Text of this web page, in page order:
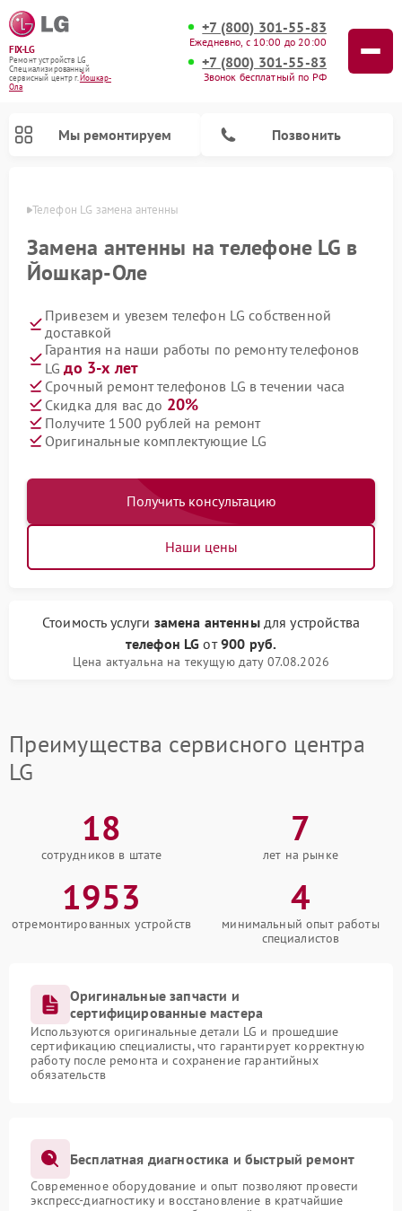
FIX-LG
Ремонт устройств LG
Специализированный
cервисный центр г.Йошкар-
Ола
+7 (800) 301-55-83
Ежедневно, с 10:00 до 20:00
+7 (800) 301-55-83
Звонок бесплатный по РФ
Мы ремонтируем Позвонить
Телефон LG замена антенны
Замена антенны на телефоне LG в
Йошкар-Оле
Привезем и увезем телефон LG собственной
доставкой
Гарантия на наши работы по ремонту телефонов
LGдо 3-х лет
Срочный ремонт телефонов LG в течении часа
Скидка для вас до 20%
Получите 1500 рублей на ремонт
Оригинальные комплектующие LG
Получить консультацию
Наши цены
Стоимость услуги замена антенныдля устройства
телефон LG от900 руб.
Цена актуальна на текущую дату 07.08.2026
Преимущества сервисного центра
LG
18
сотрудников в штате
7
лет на рынке
1953
отремонтированных устройств
4
минимальный опыт работы
специалистов
Оригинальные запчасти и
сертифицированные мастера
Используются оригинальные детали LG и прошедшие
сертификацию специалисты, что гарантирует корректную
работу после ремонта и сохранение гарантийных
обязательств
Бесплатная диагностика и быстрый ремонт
Современное оборудование и опыт позволяют провести
экспресс-диагностику и восстановление в кратчайшие